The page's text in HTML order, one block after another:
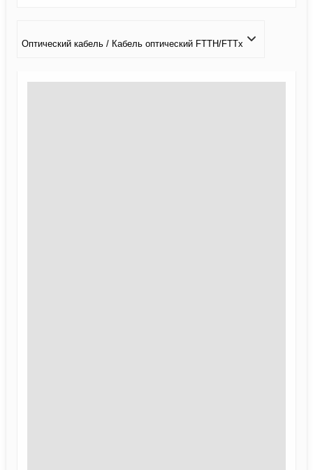
Оптический кабель / Кабель оптический FTTH/FTTx